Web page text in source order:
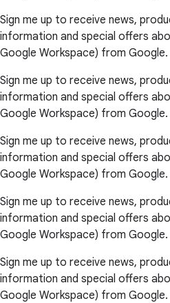
Sign me up to receive news,
information and special offers
Google Workspace) from Google.
Sign me up to receive news,
information and special offers
Google Workspace) from Google.
Sign me up to receive news,
information and special offers
Google Workspace) from Google.
Sign me up to receive news,
information and special offers
Google Workspace) from Google.
Sign me up to receive news,
information and special offers
Google Workspace) from Google.